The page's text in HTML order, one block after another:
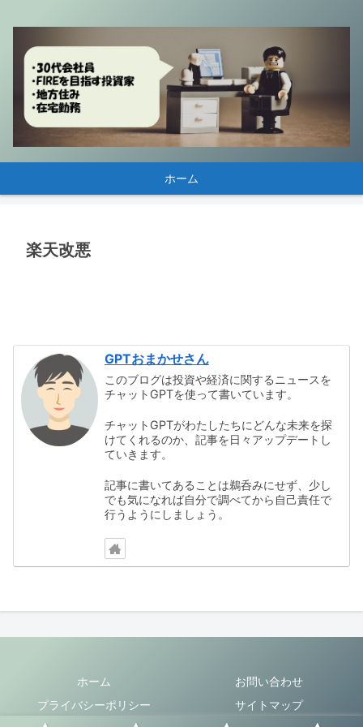
ホーム
楽天改悪
GPTおまかせさん
このブログは投資や経済に関するニュースを
チャットGPTを使って書いています。
チャットGPTがわたしたちにどんな未来を探
けてくれるのか、記事を日々アップデートし
ていきます。
記事に書いてあることは鵜呑みにせず、少し
でも気になれば自分で調べてから自己責任で
行うようにしましょう。
ホーム
お問い合わせ
プライバシーポリシー
サイトマップ